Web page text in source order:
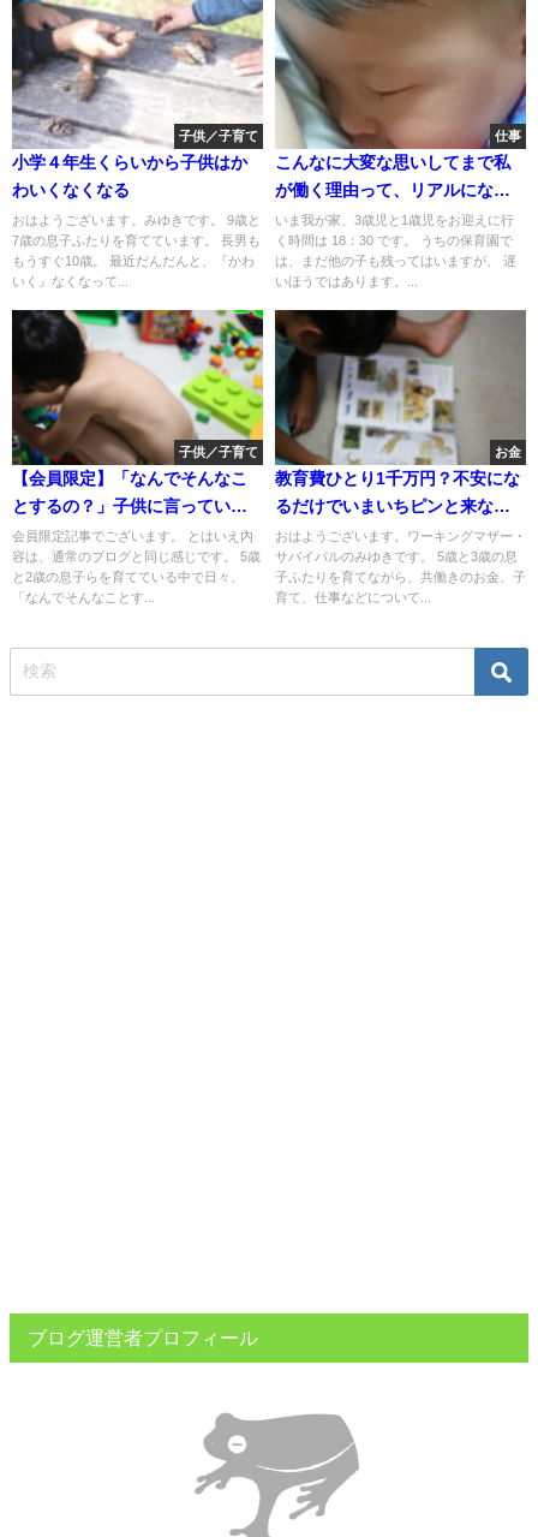
子供／子育て
小学４年生くらいから子供はか
わいくなくなる
おはようございます。みゆきです。 9歳と
7歳の息子ふたりを育てています。 長男も
もうすぐ10歳。 最近だんだんと、『かわ
いく』なくなって...
仕事
こんなに大変な思いしてまで私
が働く理由って、リアルになん
なんだろう
いま我が家、3歳児と1歳児をお迎えに行
く時間は 18：30 です。 うちの保育園で
は、まだ他の子も残ってはいますが、 遅
いほうではあります。...
子供／子育て
【会員限定】「なんでそんなこ
とするの？」子供に言っていま
すか？
会員限定記事でございます。 とはいえ内
容は、通常のブログと同じ感じです。 5歳
と2歳の息子らを育てている中で日々、
「なんでそんなことす...
お金
教育費ひとり1千万円？不安にな
るだけでいまいちピンと来ない
理由
おはようございます。ワーキングマザー・
サバイバルのみゆきです。 5歳と3歳の息
子ふたりを育てながら、共働きのお金、子
育て、仕事などについて...
ブログ運営者プロフィール